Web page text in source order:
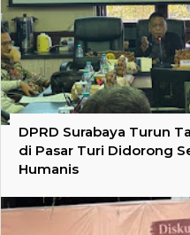
DPRD Surabaya Turun
di Pasar Turi Didorong
Humanis